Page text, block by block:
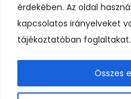
érdekében. Az oldal
kapcsolatos irányelveket
tájékoztatóban foglaltakat.
Összes
Adószám: 24323257-2-02
Cégjegyzékszám: 02-09-
Bankszámla: 11731001-